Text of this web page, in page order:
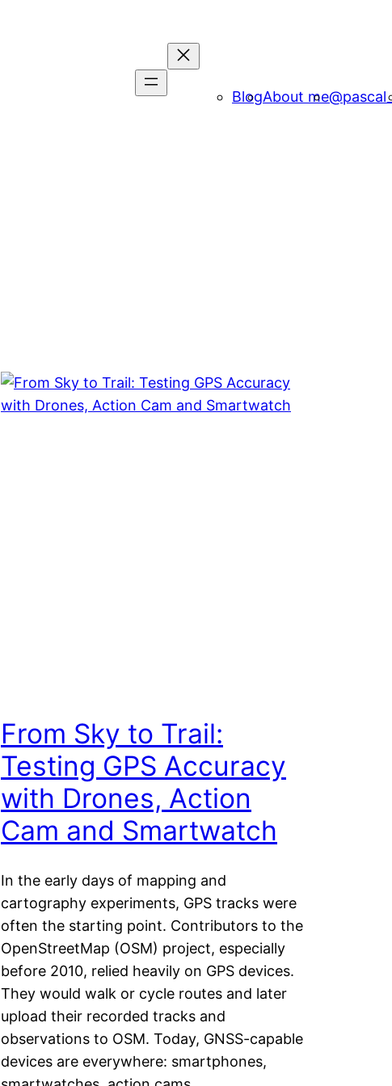
BlogAbout me
From Sky to Trail:
Testing GPS Accuracy
with Drones, Action
Cam and Smartwatch
In the early days of mapping and
cartography experiments, GPS tracks were
often the starting point. Contributors to the
OpenStreetMap (OSM) project, especially
before 2010, relied heavily on GPS devices.
They would walk or cycle routes and later
upload their recorded tracks and
observations to OSM. Today, GNSS-capable
devices are everywhere: smartphones,